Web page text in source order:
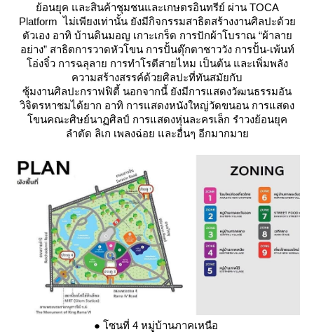
้อนยุค และสินค้าชุมชนและเกษตรอินทรีย์ ผ่าน TOCA
Platform ไม่เพียงเท่านั้น ยังมีกิจกรรมสาธิตสร้างงานศิลปะด้ว
ตัวเอง อาทิ บ้านดินมอญ เกาะเกร็ด การปักผ้าโบราณ “ผ้าลา
อย่าง” สาธิตการวาดหัวโขน การปั้นตุ๊กตาชาววัง การปั้น-เพ้นท์
อ่งจิ๋ว การฉลุลาย การทำโรตีสายไหม เป็นต้น และเพิ่มพลัง
ความสร้างสรรค์ด้วยศิลปะที่ทันสมัยกับ
ซุ้มงานศิลปะกราฟฟิตี้ นอกจากนี้ ยังมีการแสดงวัฒนธรรมอัน
วิจิตรหาชมได้ยาก อาทิ การแสดงหนังใหญ่วัดขนอน การแสดง
ขนคณะศิษย์นาฏศิลป์ การแสดงหุ่นละครเล็ก รำวงย้อนยุค
ลำตัด ลิเก เพลงฉ่อย และอื่นๆ อีกมากมา
● โซนที่ 4 หมู่บ้านภาคเหนือ